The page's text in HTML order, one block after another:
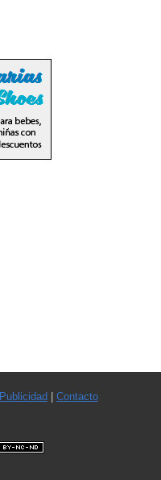
Publicidad Contacto